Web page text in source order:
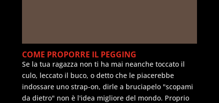
COME PROPORRE IL PEGGING
Se la tua ragazza non ti ha mai neanche toccato il
culo, leccato il buco, o detto che le piacerebbe
indossare uno strap-on, dirle a bruciapelo "scopami
da dietro" non è l'idea migliore del mondo. Proprio